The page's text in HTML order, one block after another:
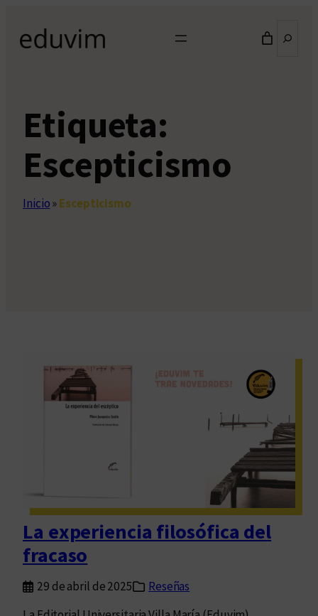
contenido
Etiqueta:
Escepticismo
Inicio»Escepticismo
La experiencia filosófica del
fracaso
29 de abril de 2025
Reseñas